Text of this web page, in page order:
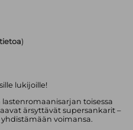
)
lukijoille!
toisessa
ärsyttävät supersankarit –
voimansa.